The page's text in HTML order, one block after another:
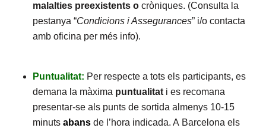
malalties preexistents o cròniques. (Consulta la
pestanya “Condicions i Assegurances” i/o contacta
amb oficina per més info).
Puntualitat: Per respecte a tots els participants, es
demana la màxima puntualitat i es recomana
presentar-se als punts de sortida almenys 10-15
minuts abans de l’hora indicada. A Barcelona els